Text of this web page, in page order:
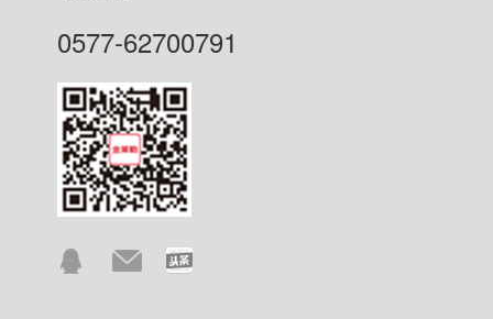
0577-62700791